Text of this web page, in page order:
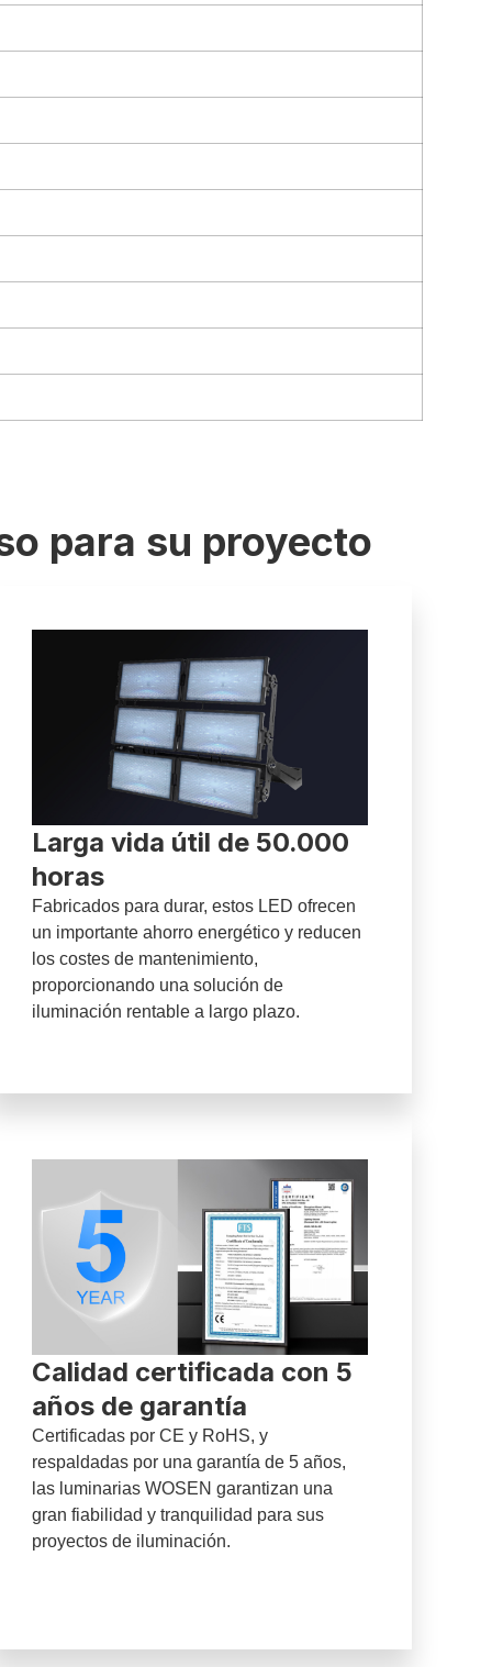
para su proyecto
Larga vida útil de 50.000
horas
Fabricados para durar, estos LED ofrecen
un importante ahorro energético y reducen
los costes de mantenimiento,
proporcionando una solución de
iluminación rentable a largo plazo.
Calidad certificada con 5
años de garantía
Certificadas por CE y RoHS, y
respaldadas por una garantía de 5 años,
las luminarias WOSEN garantizan una
gran fiabilidad y tranquilidad para sus
proyectos de iluminación.